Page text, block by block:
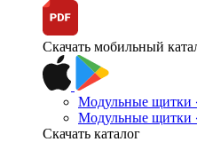
Скачать мобильный
Модульные щитки
Модульные щитки
Скачать каталог